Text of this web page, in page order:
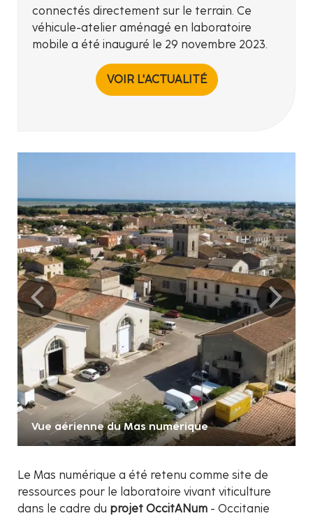
connectés directement sur le terrain. Ce
véhicule-atelier aménagé en laboratoire
mobile a été inauguré le 29 novembre 2023.
VOIR L'ACTUALITÉ
Vue aérienne du Mas numérique
Le Mas numérique a été retenu comme site de
ressources pour le laboratoire vivant viticulture
dans le cadre du projet OccitANum - Occitanie